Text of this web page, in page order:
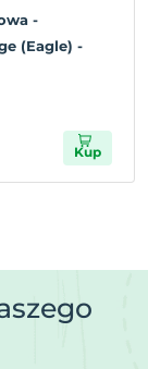
-
(Eagle) -
Kup